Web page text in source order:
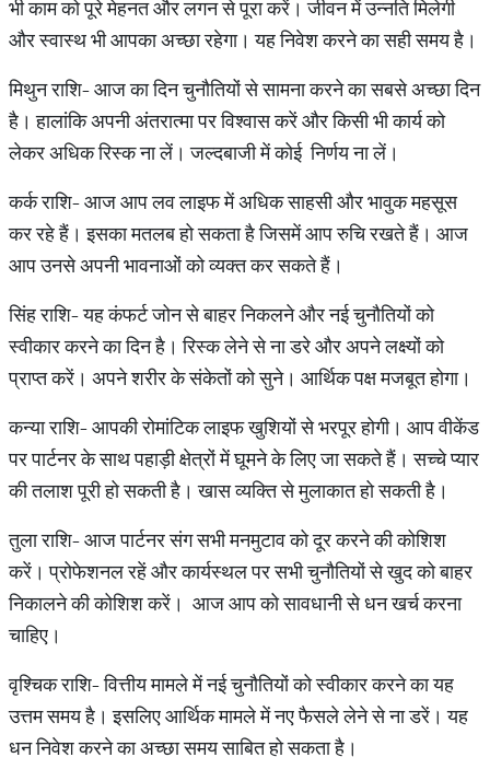
भी काम को पूरे मेहनत और लगन से पूरा करें। जीवन में उन्नति मिलेगी
और स्वास्थ भी आपका अच्छा रहेगा। यह निवेश करने का सही समय है।
मिथुन राशि- आज का दिन चुनौतियों से सामना करने का सबसे अच्छा दिन
है। हालांकि अपनी अंतरात्मा पर विश्वास करें और किसी भी कार्य को
लेकर अधिक रिस्क ना लें। जल्दबाजी में कोई निर्णय ना लें।
कर्क राशि- आज आप लव लाइफ में अधिक साहसी और भावुक महसूस
कर रहे हैं। इसका मतलब हो सकता है जिसमें आप रुचि रखते हैं। आज
आप उनसे अपनी भावनाओं को व्यक्त कर सकते हैं।
सिंह राशि- यह कंफर्ट जोन से बाहर निकलने और नई चुनौतियों को
स्वीकार करने का दिन है। रिस्क लेने से ना डरे और अपने लक्ष्यों को
प्राप्त करें। अपने शरीर के संकेतों को सुने। आर्थिक पक्ष मजबूत होगा।
कन्या राशि- आपकी रोमांटिक लाइफ खुशियों से भरपूर होगी। आप वीकेंड
पर पार्टनर के साथ पहाड़ी क्षेत्रों में घूमने के लिए जा सकते हैं। सच्चे प्यार
की तलाश पूरी हो सकती है। खास व्यक्ति से मुलाकात हो सकती है।
तुला राशि- आज पार्टनर संग सभी मनमुटाव को दूर करने की कोशिश
करें। प्रोफेशनल रहें और कार्यस्थल पर सभी चुनौतियों से खुद को बाहर
निकालने की कोशिश करें। आज आप को सावधानी से धन खर्च करना
चाहिए।
वृश्चिक राशि- वित्तीय मामले में नई चुनौतियों को स्वीकार करने का यह
उत्तम समय है। इसलिए आर्थिक मामले में नए फैसले लेने से ना डरें। यह
धन निवेश करने का अच्छा समय साबित हो सकता है।